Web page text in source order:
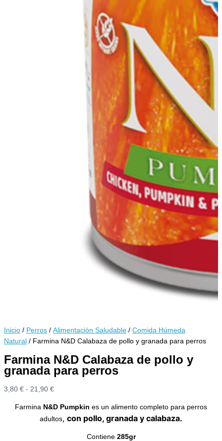
Inicio / Perros / Alimentación Saludable / Comida Húmeda
Natural / Farmina N&D Calabaza de pollo y granada para perros
Farmina N&D Calabaza de pollo y
granada para perros
3,80 € - 21,90 €Rango
precios:
desde
Farmina N&D Pumpkin es un alimento completo para perros
adultos, con pollo, granada y calabaza.
Contiene 285gr